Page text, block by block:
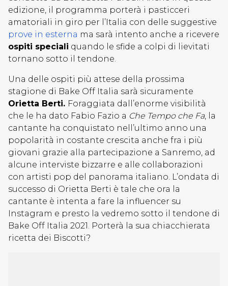
edizione, il programma porterà i pasticceri
amatoriali in giro per l’Italia con delle suggestive
prove in esterna ma sarà intento anche a ricevere
ospiti speciali quando le sfide a colpi di lievitati
tornano sotto il tendone.
Una delle ospiti più attese della prossima
stagione di Bake Off Italia sarà sicuramente
Orietta Berti. Foraggiata dall’enorme visibilità
che le ha dato Fabio Fazio a Che Tempo che Fa, la
cantante ha conquistato nell’ultimo anno una
popolarità in costante crescita anche fra i più
giovani grazie alla partecipazione a Sanremo, ad
alcune interviste bizzarre e alle collaborazioni
con artisti pop del panorama italiano. L’ondata di
successo di Orietta Berti è tale che ora la
cantante è intenta a fare la influencer su
Instagram e presto la vedremo sotto il tendone di
Bake Off Italia 2021. Porterà la sua chiacchierata
ricetta dei Biscotti?